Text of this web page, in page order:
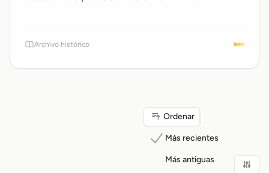
Archivo histórico
Ordenar
Más recientes
Más antiguas